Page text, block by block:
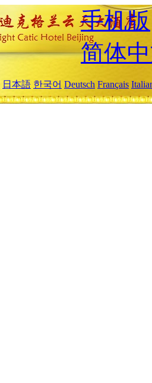
手机版
简体
日本語 한국어 Deutsch Français